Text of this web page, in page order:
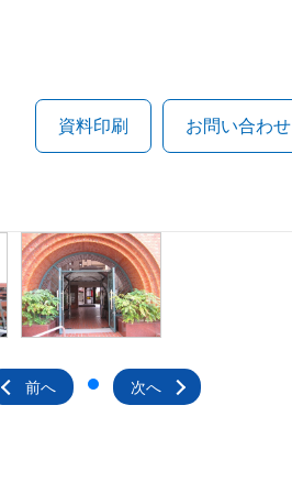
資料印刷 お問い合わせ
前へ 次へ